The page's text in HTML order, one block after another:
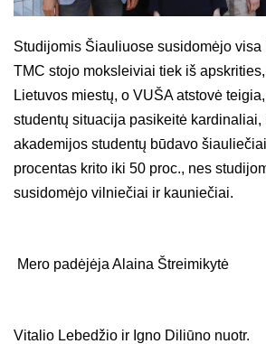
Studijomis Šiauliuose susidomėjo visa
TMC stojo moksleiviai tiek iš
Lietuvos miestų, o VUŠA atstovė
studentų situacija pasikeitė kardinaliai,
akademijos studentų būdavo
procentas krito iki 50 proc., nes
susidomėjo vilniečiai ir kauniečiai.
Mero padėjėja Alaina Štreimikytė
Vitalio Lebedžio ir Igno Diliūno nuotr.